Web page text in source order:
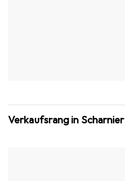
Verkaufsrang in Scharnier